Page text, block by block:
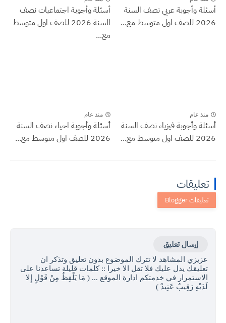
أسئلة وأجوبة عربي نصف السنة
2026 للصف اول متوسط مع...
أسئلة وأجوبة اجتماعيات نصف
السنة 2026 للصف اول متوسط
مع...
منذ عام
أسئلة وأجوبة فيزياء نصف السنة
2026 للصف اول متوسط مع...
منذ عام
أسئلة وأجوبة احياء نصف السنة
2026 للصف اول متوسط مع...
تعليقات
إرسال تعليق
عزيزي المشاهد لا تترك الموضوع بدون تعليق وتذكر ان
تعليقك يدل عليك فلا تقل الا خيرا :: كلمات قليلة تساعدنا على
الاستمرار في خدمتكم ادارة الموقع ... ( مَا يَلْفِظُ مِنْ قَوْلٍ إِلا
لَدَيْهِ رَقِيبٌ عَتِيدٌ )